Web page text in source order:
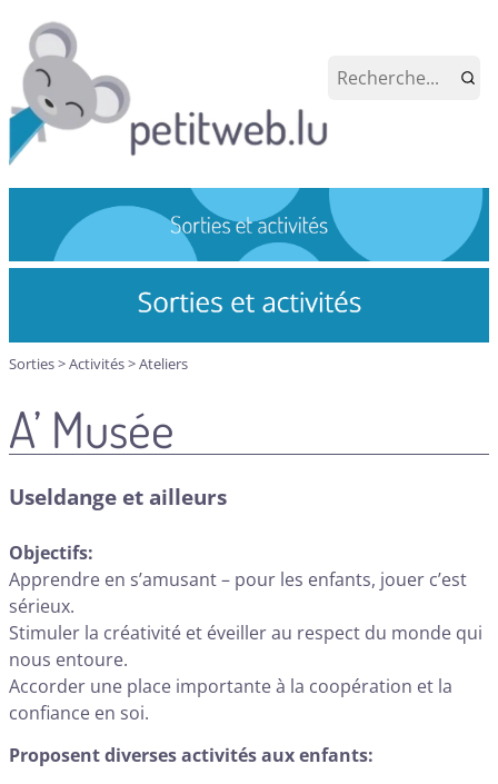
Sorties>Activités>Ateliers
A’ Musée
Useldange et ailleurs
Objectifs:
Apprendre en s’amusant – pour les enfants, jouer c’est
sérieux.
Stimuler la créativité et éveiller au respect du monde qui
nous entoure.
Accorder une place importante à la coopération et la
confiance en soi.
Proposent diverses activités aux enfants: